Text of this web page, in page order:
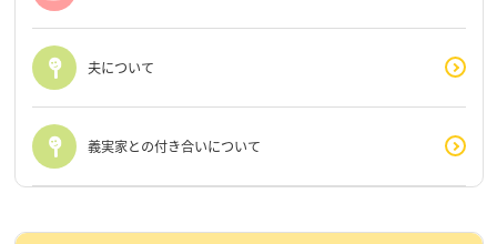
夫について
義実家との付き合いについて